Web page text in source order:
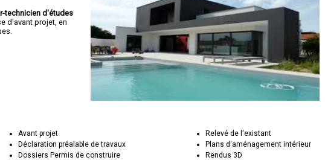
technicien d'études
d'avant projet, en
Avant projet
Déclaration préalable de travaux
Dossiers Permis de construire
Relevé de l'existant
Plans d'aménagement intérieur
Rendus 3D